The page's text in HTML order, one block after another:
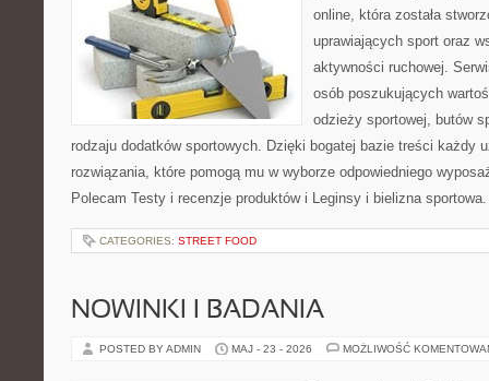
online, która została
uprawiających sport oraz
aktywności ruchowej.
osób poszukujących
odzieży sportowej, butów
rodzaju dodatków sportowych. Dzięki bogatej bazie treści każdy
rozwiązania, które pomogą mu w wyborze odpowiedniego
Polecam Testy i recenzje produktów i Leginsy i bielizna
CATEGORIES: STREET FOOD
NOWINKI I BADANIA
POSTED BY ADMIN MAJ - 23 - 2026 MOŻLIWOŚĆ